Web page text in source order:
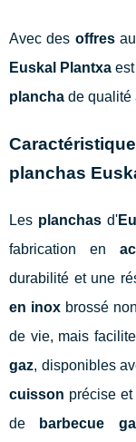
Avec des offres
Euskal Plantxa
plancha de qualité
planchas
Les planchas d'
fabrication en
durabilité et une
en inoxbrossé
de vie, mais
gaz, disponibles
cuisson précise
de
barbecue